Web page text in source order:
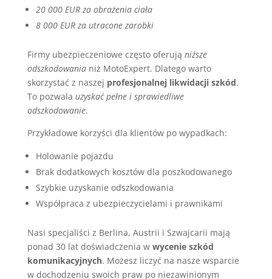
20 000 EUR za obrażenia ciała
8 000 EUR za utracone zarobki
Firmy ubezpieczeniowe często oferują niższe
odszkodowanianiż MotoExpert. Dlatego warto
skorzystać z naszej profesjonalnej likwidacji szkód.
To pozwala uzyskać pełne i sprawiedliwe
odszkodowanie.
Przykładowe korzyści dla klientów po wypadkach:
Holowanie pojazdu
Brak dodatkowych kosztów dla poszkodowanego
Szybkie uzyskanie odszkodowania
Współpraca z ubezpieczycielami i prawnikami
Nasi specjaliści z Berlina, Austrii i Szwajcarii mają
ponad 30 lat doświadczenia w wycenie szkód
komunikacyjnych. Możesz liczyć na nasze wsparcie
w dochodzeniu swoich praw po niezawinionym